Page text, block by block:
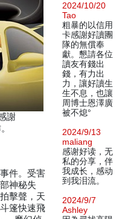
謝
件。受害
神秘失
擊聲，天
篷快速飛
2024/10/20
Tao
粗暴的以信用
卡感謝好讀團
隊的無償奉
獻。懇請各位
讀友有錢出
錢，有力出
力，讓好讀生
生不息，也讓
周博士恩澤廣
被不熄°
2024/9/13
maliang
感谢好读，无
私的分享，伴
我成长，感动
到我泪流。
2024/9/7
Ashley